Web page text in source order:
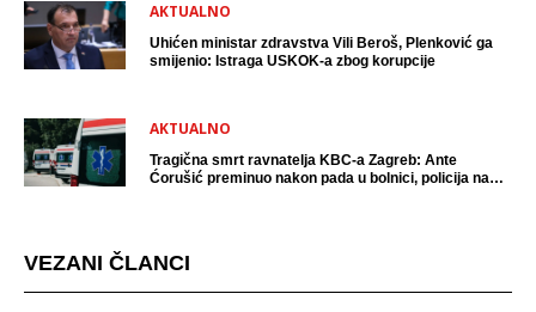
AKTUALNO
Uhićen ministar zdravstva Vili Beroš, Plenković ga
smijenio: Istraga USKOK-a zbog korupcije
AKTUALNO
Tragična smrt ravnatelja KBC-a Zagreb: Ante
Ćorušić preminuo nakon pada u bolnici, policija na
VEZANI ČLANCI